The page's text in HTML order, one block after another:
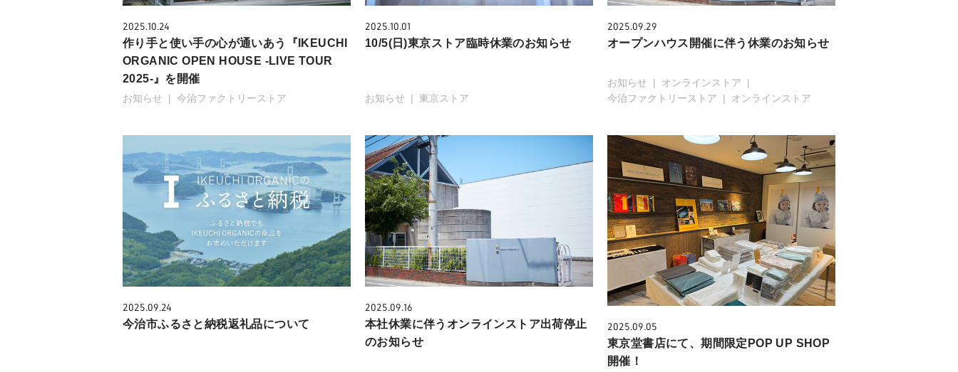
2025.10.24
作り手と使い手の心が通いあう『IKEUCHI
ORGANIC OPEN HOUSE -LIVE TOUR
2025-』を開催
お知らせ 今治ファクトリーストア
2025.10.01
10/5(日)東京ストア臨時休業のお知らせ
お知らせ 東京ストア
2025.09.29
オープンハウス開催に伴う休業のお知らせ
お知らせ
オンラインストア
今治ファクトリーストア
オンラインストア
2025.09.24
今治市ふるさと納税返礼品について
2025.09.16
本社休業に伴うオンラインストア出荷停止
のお知らせ
2025.09.05
東京堂書店にて、期間限定POP UP SHOP
開催！